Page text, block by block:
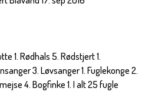
1. Rødhals 5. Rødstjert 1.
3. Løvsanger 1. Fuglekonge 2.
4. Bogfinke 1. I alt 25 fugle